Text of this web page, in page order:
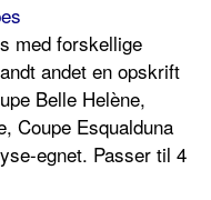
med forskellige
andet en opskrift
Belle Helène,
Coupe Esqualduna
egnet. Passer til 4